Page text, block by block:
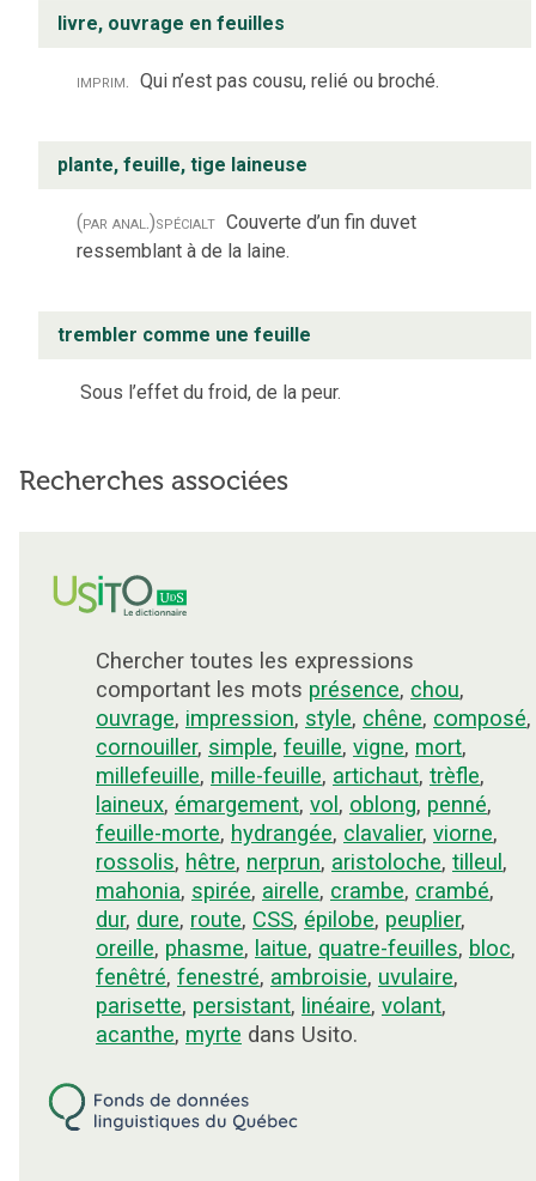
livre, ouvrage en feuilles
imprim. Qui n’est pas cousu, relié ou broché.
plante, feuille, tige laineuse
(par anal.)spécialt Couverte d’un fin duvet
ressemblant à de la laine.
trembler comme une feuille
Sous l’effet du froid, de la peur.
Recherches associées
Chercher toutes les expressions
comportant les mots présence, chou,
ouvrage, impression, style, chêne, composé,
cornouiller, simple, feuille, vigne, mort,
millefeuille, mille-feuille, artichaut, trèfle,
laineux, émargement, vol , oblong, penné,
feuille-morte, hydrangée, clavalier, viorne,
rossolis, hêtre, nerprun, aristoloche, tilleul ,
mahonia, spirée, airelle, crambe, crambé,
dur, dure, route, CSS, épilobe, peuplier,
oreille, phasme, laitue, quatre-feuilles, bloc,
fenêtré, fenestré, ambroisie, uvulaire,
parisette, persistant, linéaire, volant,
acanthe, myrte dans Usito.